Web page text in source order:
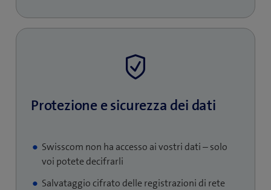
Protezione e sicurezza dei dati
Swisscom non ha accesso ai vostri dati – solo
voi potete decifrarli
Salvataggio cifrato delle registrazioni di rete